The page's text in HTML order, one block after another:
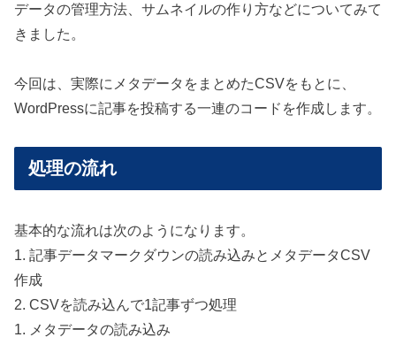
データの管理方法、サムネイルの作り方などについてみて
きました。
今回は、実際にメタデータをまとめたCSVをもとに、
WordPressに記事を投稿する一連のコードを作成します。
処理の流れ
基本的な流れは次のようになります。
1. 記事データマークダウンの読み込みとメタデータCSV
作成
2. CSVを読み込んで1記事ずつ処理
1. メタデータの読み込み